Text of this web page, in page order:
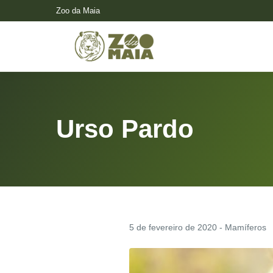
Zoo da Maia
Urso Pardo
5 de fevereiro de 2020 - Mamíferos